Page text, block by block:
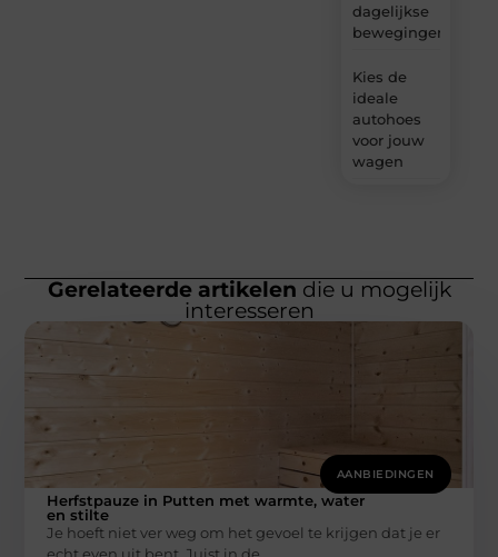
dagelijkse
bewegingen
Kies de
ideale
autohoes
voor jouw
wagen
Gerelateerde artikelen die u mogelijk
interesseren
AANBIEDINGEN
Herfstpauze in Putten met warmte, water
en stilte
Je hoeft niet ver weg om het gevoel te krijgen dat je er